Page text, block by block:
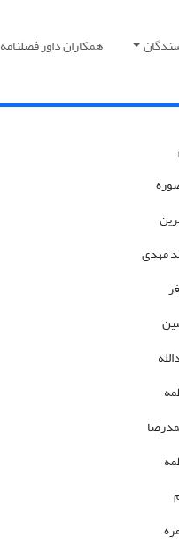
همکاران داور فصلنامه
مهدی